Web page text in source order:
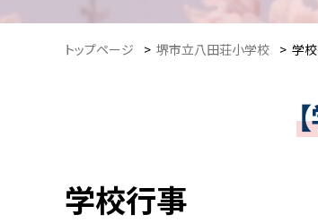
トップページ > 堺市立八田荘小学校 > 学
学校行事